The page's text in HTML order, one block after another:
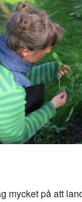
mycket på att